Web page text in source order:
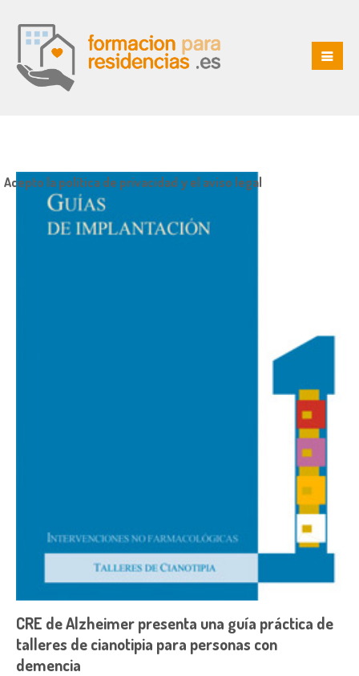
CRE de Alzheimer presenta una guía práctica de
talleres de cianotipia para personas con
demencia
Acepto la política de privacidad y el aviso legal